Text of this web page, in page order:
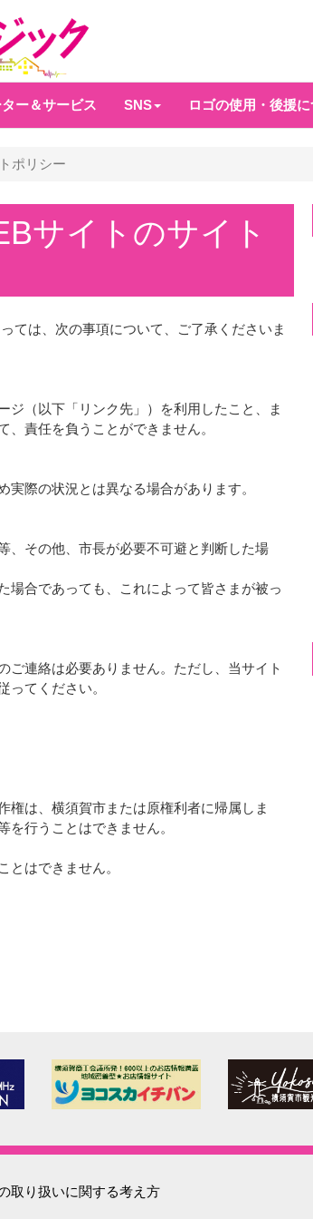
ー＆サービス SNS ロゴの使用・後援
ポリシー
サイトのサイト
ては、次の事項について、ご了承くださいま
ジ（以下「リンク先」）を利用したこと、ま
責任を負うことができません。
際の状況とは異なる場合があります。
、その他、市長が必要不可避と判断した場
場合であっても、これによって皆さまが被っ
ご連絡は必要ありません。ただし、当サイト
ってください。
権は、横須賀市または原権利者に帰属しま
行うことはできません。
とはできません。
取り扱いに関する考え方